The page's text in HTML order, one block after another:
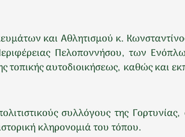
και Αθλητισμού κ.
Πελοποννήσου, των
τοπικής αυτοδιοικήσεως, καθώς και
συλλόγους της
κληρονομιά του τόπου.